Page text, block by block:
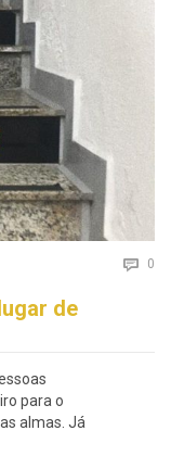
 0
de
para o
almas. Já